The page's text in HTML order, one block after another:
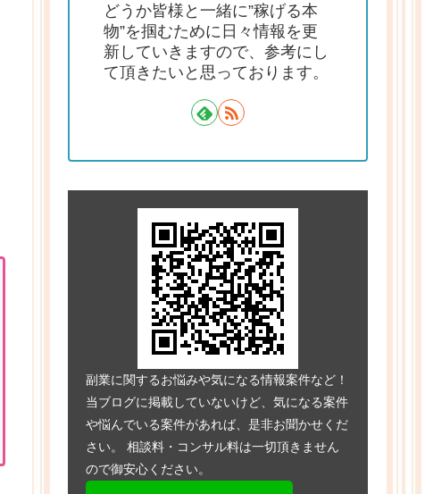
どうか皆様と一緒に”稼げる本
物”を掴むために日々情報を更
新していきますので、参考にし
て頂きたいと思っております。
副業に関するお悩みや気になる情報案件など！
当ブログに掲載していないけど、気になる案件
や悩んでいる案件があれば、是非お聞かせくだ
さい。 相談料・コンサル料は一切頂きません
ので御安心ください。